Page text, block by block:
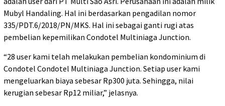
Mubyl Handaling. Hal ini berdasarkan pengadilan nomor
335/PDT.6/2018/PN/MKS. Hal ini sebagai ganti rugi atas
pembelian kepemilikan Condotel Multiniaga Junction.
“28 user kami telah melakukan pembelian kondominium di
Condotel Condotel Multiniaga Junction. Setiap user kami
mengeluarkan biaya sebesar Rp300 juta. Sehingga, nilai
kerugian sebesar Rp12 miliar,” jelasnya.